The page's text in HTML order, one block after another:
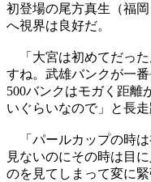
初登場の尾方真生（福
へ視界は良好だ。
「大宮は初めてだった
すね。武雄バンクが一
500バンクはモガく距離
いぐらいなので」と長
「パールカップの時は
見ないのにその時は目
のを見てしまって変に